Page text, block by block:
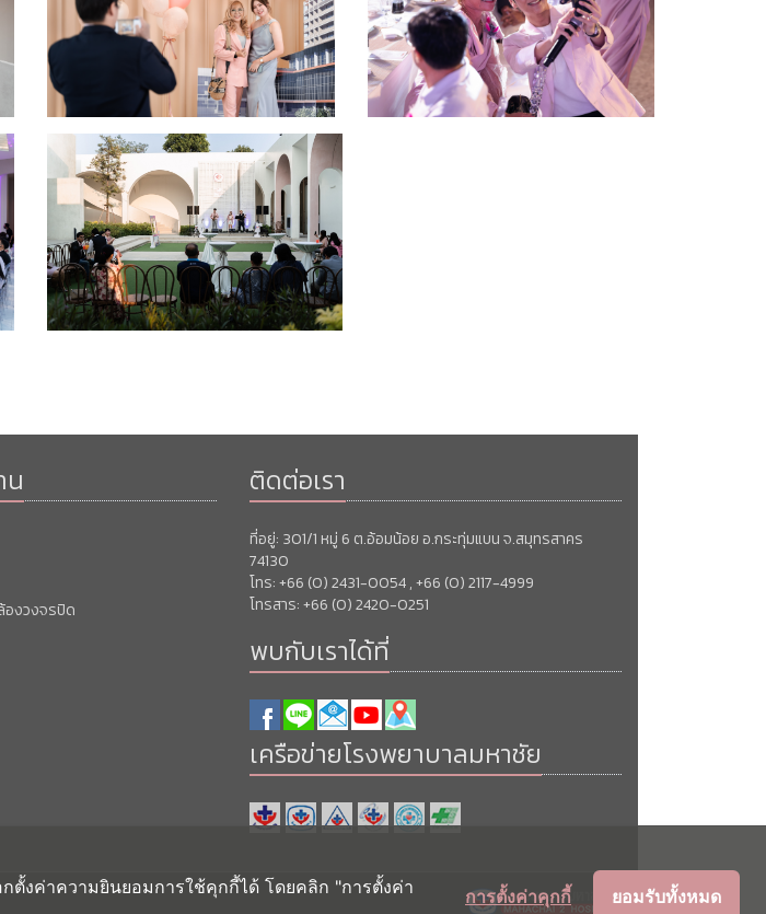
น
องวงจรปิด
ติดต่อเรา
ที่อยู่: 301/1 หมู่ 6 ต.อ้อมน้อย อ.กระทุ่มแบน จ.สมุทรสาคร
74130
โทร: +66 (0) 2431-0054 , +66 (0) 2117-4999
โทรสาร: +66 (0) 2420-0251
พบกับเราได้ที่
เครือข่ายโรงพยาบาลมหาชัย
ตั้งค่าความยินยอมการใช้คุกกี้ได้ โดยคลิก "การตั้งค่า
ยอมรับทั้งหมด
การตั้งค่าคุกกี้